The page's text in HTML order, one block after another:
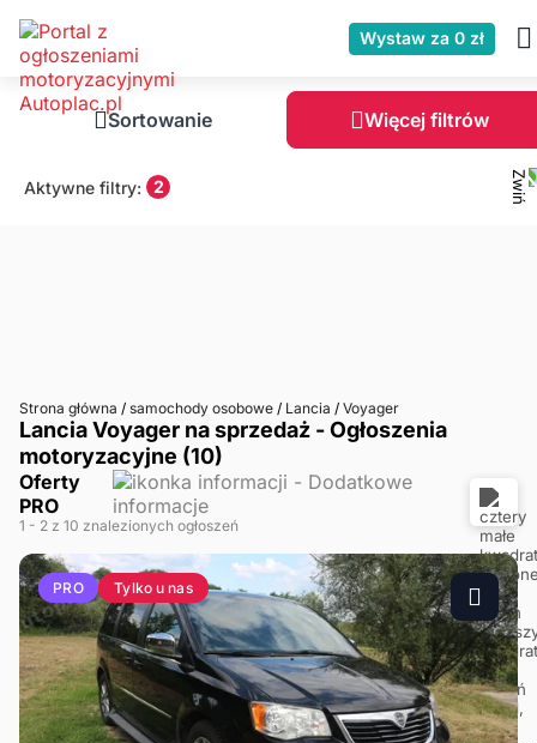
Wystaw za 0 zł
Sortowanie Więcej filtrów
Aktywne filtry: 2
Strona główna / samochody osobowe / Lancia / Voyager
Lancia Voyager na sprzedaż - Ogłoszenia
motoryzacyjne (10)
Oferty
PRO
1 - 2 z 10 znalezionych ogłoszeń
PRO Tylko u nas